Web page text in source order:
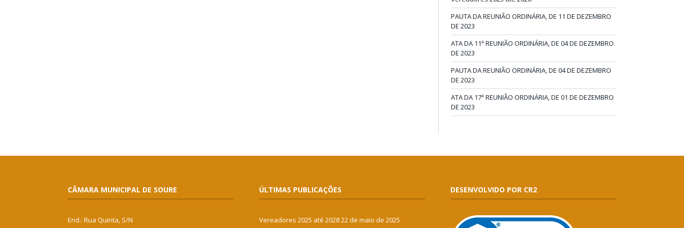
PAUTA DA REUNIÃO ORDINÁRIA, DE 11 DE DEZEMBRO
DE 2023
ATA DA 11ª REUNIÃO ORDINÁRIA, DE 04 DE DEZEMBRO
DE 2023
PAUTA DA REUNIÃO ORDINÁRIA, DE 04 DE DEZEMBRO
DE 2023
ATA DA 17ª REUNIÃO ORDINÁRIA, DE 01 DE DEZEMBRO
DE 2023
CÂMARA MUNICIPAL DE SOURE
End.: Rua Quinta, S/N
ÚLTIMAS PUBLICAÇÕES
Vereadores 2025 até 202822 de maio de 2025
DESENVOLVIDO POR CR2